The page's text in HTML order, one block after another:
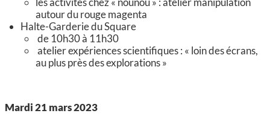
autour du rouge magenta
Halte-Garderie du Square
de 10h30 à 11h30
atelier expériences scientifiques : « loin des écrans,
au plus près des explorations »
Mardi 21 mars 2023